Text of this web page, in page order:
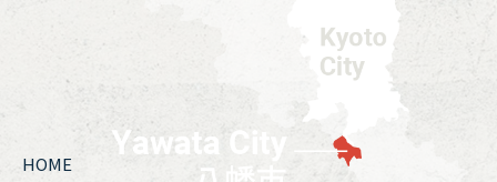
HOME